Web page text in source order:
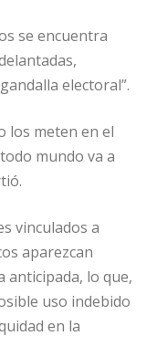
se encuentra
electoral”.
los meten en el
mundo va a
vinculados a
aparezcan
anticipada, lo que,
uso indebido
en la